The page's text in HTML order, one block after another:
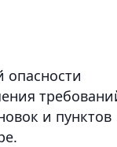
опасности
и пунктов